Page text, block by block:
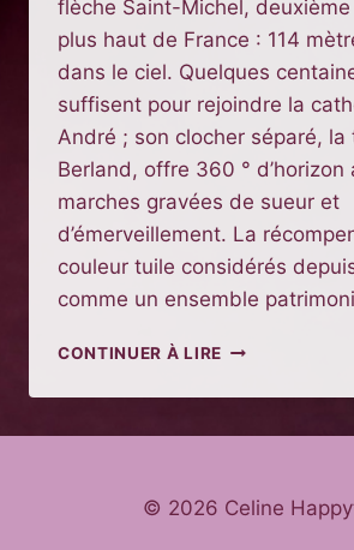
flèche Saint-Michel,
plus haut de France : 114
dans le ciel. Quelques
suffisent pour rejoindre la
André ; son clocher séparé, la
Berland, offre 360 ° d’horizon
marches gravées de sueur et
d’émerveillement. La
couleur tuile considérés
comme un ensemble
CONTINUER À LIREQUE
ET
BORDEAUX
© 2026 Celine